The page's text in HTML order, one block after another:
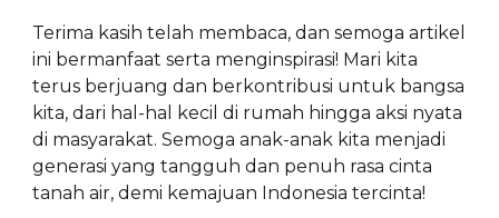
Terima kasih telah membaca, dan semoga artikel
ini bermanfaat serta menginspirasi! Mari kita
terus berjuang dan berkontribusi untuk bangsa
kita, dari hal-hal kecil di rumah hingga aksi nyata
di masyarakat. Semoga anak-anak kita menjadi
generasi yang tangguh dan penuh rasa cinta
tanah air, demi kemajuan Indonesia tercinta!